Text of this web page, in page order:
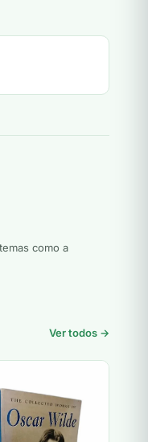
como a
Ver todos →